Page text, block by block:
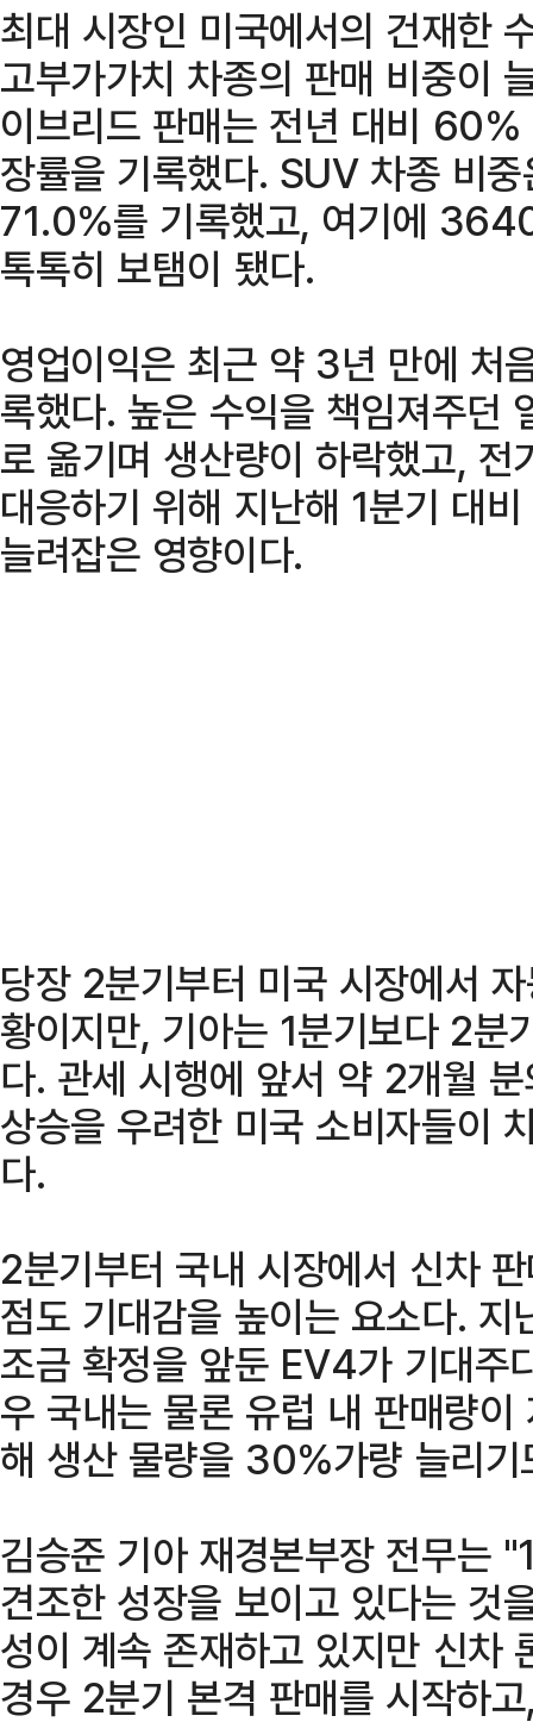
최대 시장인 미국에서의 건재한
고부가가치 차종의 판매 비중이
이브리드 판매는 전년 대비
장률을 기록했다. SUV 차종 비
71.0%를 기록했고, 여기에
톡톡히 보탬이 됐다.
영업이익은 최근 약 3년 만에 처
록했다. 높은 수익을 책임져주던
로 옮기며 생산량이 하락했고,
대응하기 위해 지난해 1분기 대
늘려잡은 영향이다.
당장 2분기부터 미국 시장에서
황이지만, 기아는 1분기보다 2분
다. 관세 시행에 앞서 약 2개월
상승을 우려한 미국 소비자들이
다.
2분기부터 국내 시장에서 신차
점도 기대감을 높이는 요소다.
조금 확정을 앞둔 EV4가 기대주
우 국내는 물론 유럽 내 판매량
해 생산 물량을 30%가량 늘리기
김승준 기아 재경본부장 전무는
견조한 성장을 보이고 있다는 것
성이 계속 존재하고 있지만 신
경우 2분기 본격 판매를 시작하